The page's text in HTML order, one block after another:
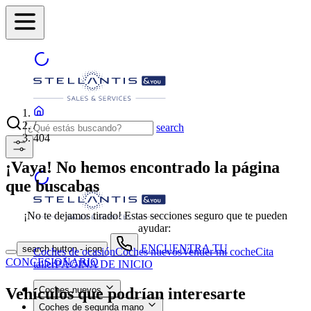
search
search button - icon
ENCUENTRA TU
CONCESIONARIO
Coches nuevos
Coches de segunda mano
/
404
¡Vaya! No hemos encontrado la página
que buscabas
¡No te dejamos tirado! Estas secciones seguro que te pueden
ayudar:
Coches de ocasiónCoches nuevosVender mi cocheCita
tallerPÁGINA DE INICIO
Vehículos que podrían interesarte